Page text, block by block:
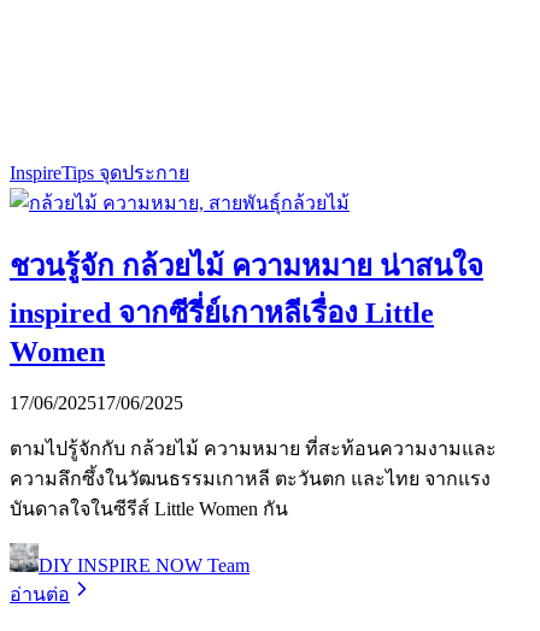
InspireTips จุดประกาย
ชวนรู้จัก กล้วยไม้ ความหมาย น่าสนใจ
inspired จากซีรี่ย์เกาหลีเรื่อง Little
Women
17/06/202517/06/2025
ตามไปรู้จักกับ กล้วยไม้ ความหมาย ที่สะท้อนความงามและ
ความลึกซึ้งในวัฒนธรรมเกาหลี ตะวันตก และไทย จากแรง
บันดาลใจในซีรีส์ Little Women กัน
DIY INSPIRE NOW Team
อ่านต่อ